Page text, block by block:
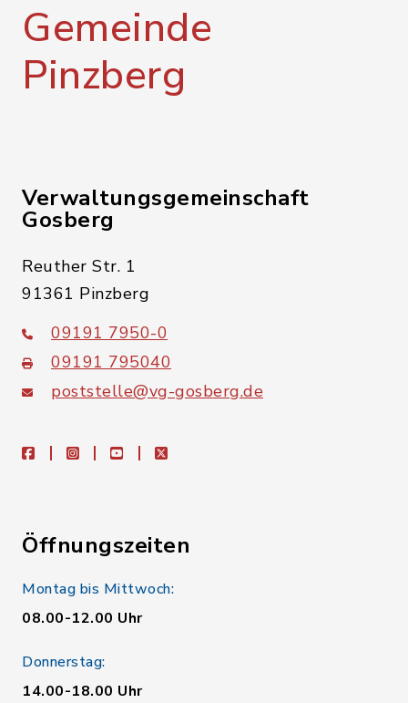
Gemeinde
Pinzberg
Verwaltungsgemeinschaft
Gosberg
Reuther Str. 1
91361 Pinzberg
09191 7950-0
09191 795040
poststelle@vg-gosberg.de
facebookinstagramyoutubeX
Öffnungszeiten
Montag bis Mittwoch:
08.00-12.00 Uhr
Donnerstag:
14.00-18.00 Uhr